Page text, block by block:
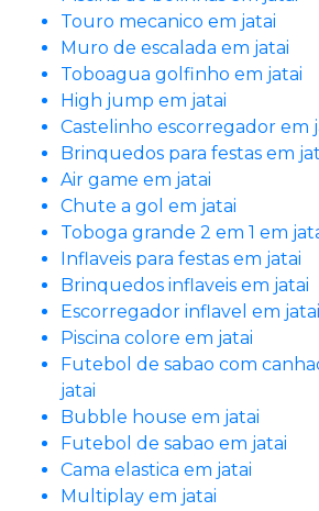
Touro mecanico em jatai
Muro de escalada em jatai
Toboagua golfinho em jatai
High jump em jatai
Castelinho escorregador em
Brinquedos para festas em
Air game em jatai
Chute a gol em jatai
Toboga grande 2 em 1 em
Inflaveis para festas em jatai
Brinquedos inflaveis em jatai
Escorregador inflavel em jatai
Piscina colore em jatai
Futebol de sabao com
jatai
Bubble house em jatai
Futebol de sabao em jatai
Cama elastica em jatai
Multiplay em jatai